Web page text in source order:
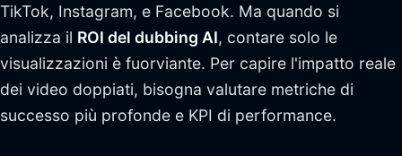
TikTok, Instagram, e Facebook. Ma quando si
analizza il ROI del dubbing AI, contare solo le
visualizzazioni è fuorviante. Per capire l'impatto reale
dei video doppiati, bisogna valutare metriche di
successo più profonde e KPI di performance.